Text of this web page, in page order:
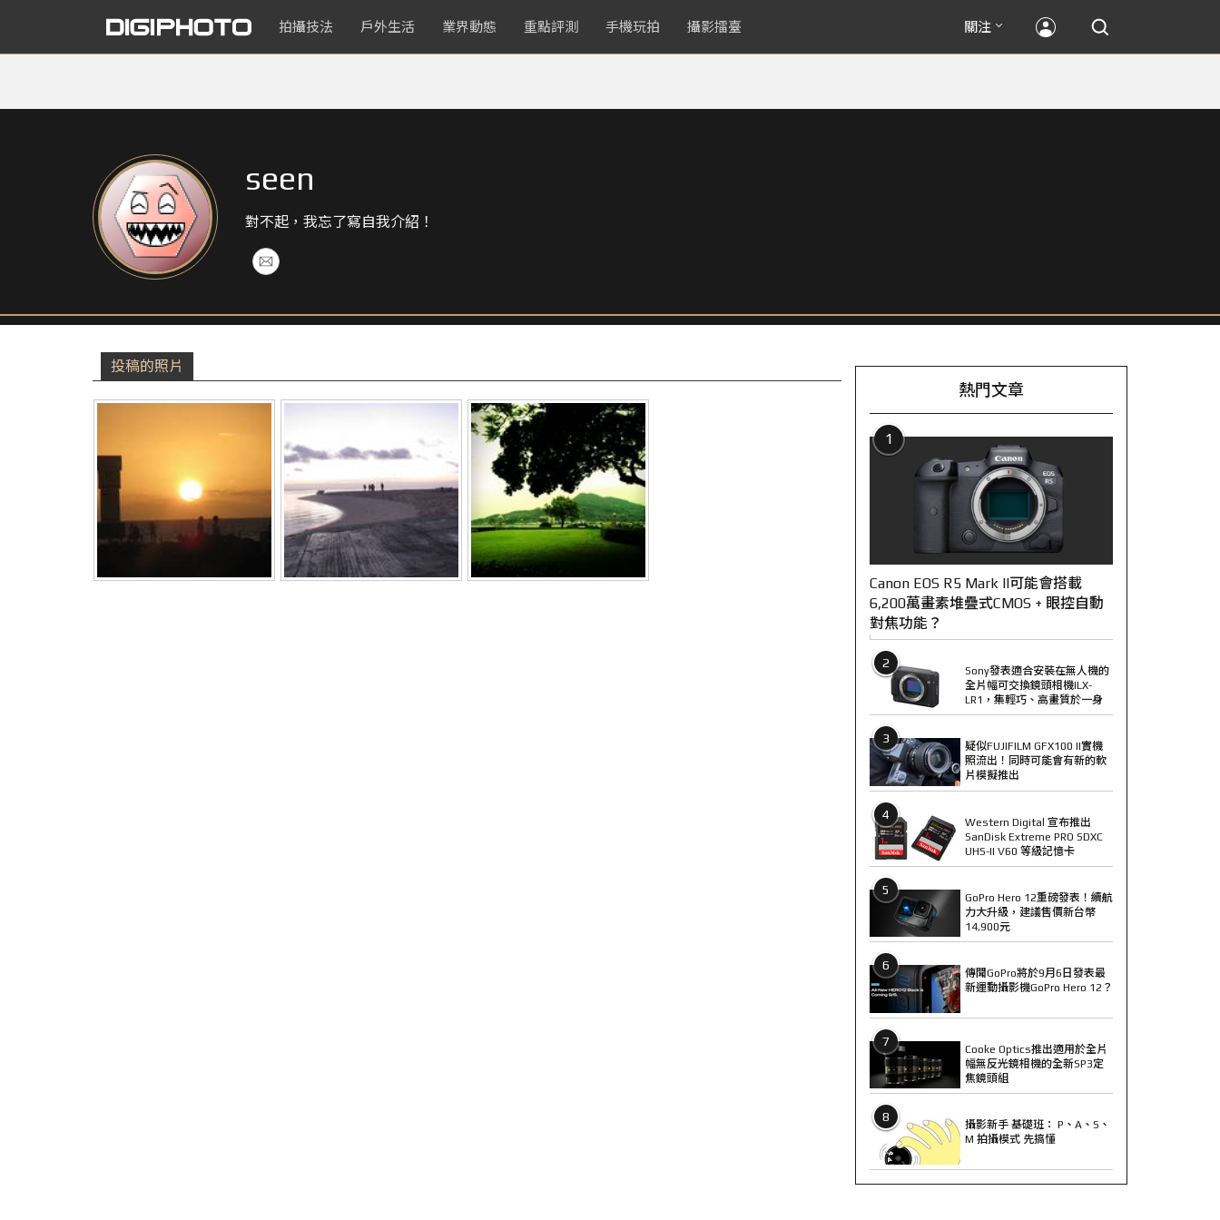
拍攝技法 戶外生活 業界動態 重點評測 手機玩拍 攝影擂臺 關注
seen
對不起，我忘了寫自我介紹！
投稿的照片
熱門文章
1
Canon EOS R5 Mark II可能會搭載
6,200萬畫素堆疊式CMOS + 眼控自動
對焦功能？
2
Sony發表適合安裝在無人機的
全片幅可交換鏡頭相機ILX-
LR1，集輕巧、高畫質於一身
3
疑似FUJIFILM GFX100 II實機
照流出！同時可能會有新的軟
片模擬推出
4
Western Digital 宣布推出
SanDisk Extreme PRO SDXC
UHS-II V60 等級記憶卡
5
GoPro Hero 12重磅發表！續航
力大升級，建議售價新台幣
14,900元
6
傳聞GoPro將於9月6日發表最
新運動攝影機GoPro Hero 12？
7
Cooke Optics推出適用於全片
幅無反光鏡相機的全新SP3定
焦鏡頭組
8
攝影新手 基礎班： P、A、S、
M 拍攝模式 先搞懂